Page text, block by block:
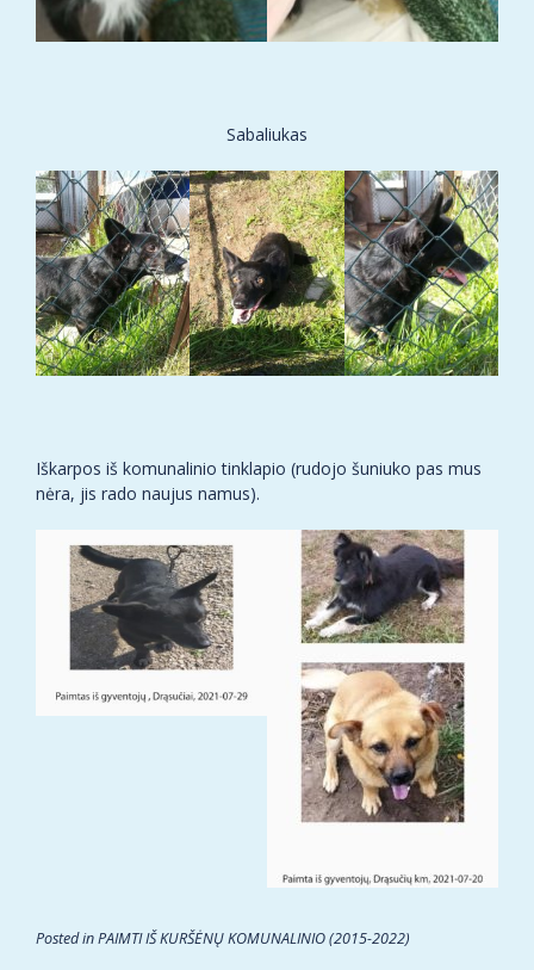
Sabaliukas
Iškarpos iš komunalinio tinklapio (rudojo šuniuko pas mus
nėra, jis rado naujus namus).
Posted inPAIMTI IŠ KURŠĖNŲ KOMUNALINIO (2015-2022)